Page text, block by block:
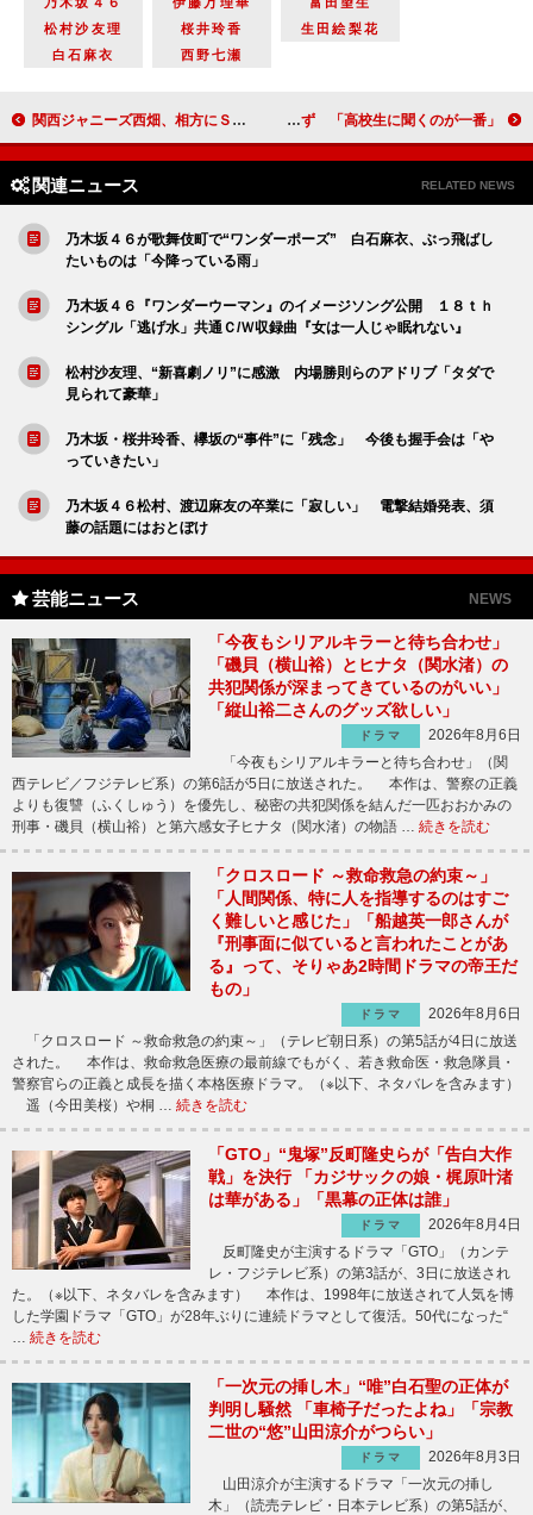
松村沙友理
桜井玲香
生田絵梨花
白石麻衣
西野七瀬
関西ジャニーズ西畑、相方にＳｅｘｙＺｏｎｅ佐藤を指名 嵐・二宮は「恐れ多過ぎて…」 藤田ニコル＆池田美優、意外にも流行知らず 「高校生に聞くのが一番」
関連ニュース RELATED NEWS
乃木坂４６が歌舞伎町で“ワンダーポーズ” 白石麻衣、ぶっ飛ばし
たいものは「今降っている雨」
乃木坂４６『ワンダーウーマン』のイメージソング公開 １８ｔｈ
シングル「逃げ水」共通Ｃ/Ｗ収録曲『女は一人じゃ眠れない』
松村沙友理、“新喜劇ノリ”に感激 内場勝則らのアドリブ「タダで
見られて豪華」
乃木坂・桜井玲香、欅坂の“事件”に「残念」 今後も握手会は「や
っていきたい」
乃木坂４６松村、渡辺麻友の卒業に「寂しい」 電撃結婚発表、須
藤の話題にはおとぼけ
芸能ニュース NEWS
「今夜もシリアルキラーと待ち合わせ」
「磯貝（横山裕）とヒナタ（関水渚）の
共犯関係が深まってきているのがいい」
「縦山裕二さんのグッズ欲しい」
ドラマ
2026年8月6日
「今夜もシリアルキラーと待ち合わせ」（関
西テレビ／フジテレビ系）の第6話が5日に放送された。 本作は、警察の正義
よりも復讐（ふくしゅう）を優先し、秘密の共犯関係を結んだ一匹おおかみの
刑事・磯貝（横山裕）と第六感女子ヒナタ（関水渚）の物語 … 続きを読む
「クロスロード ～救命救急の約束～」
「人間関係、特に人を指導するのはすご
く難しいと感じた」「船越英一郎さんが
『刑事面に似ていると言われたことがあ
る』って、そりゃあ2時間ドラマの帝王だ
もの」
ドラマ
2026年8月6日
「クロスロード ～救命救急の約束～」（テレビ朝日系）の第5話が4日に放送
された。 本作は、救命救急医療の最前線でもがく、若き救命医・救急隊員・
警察官らの正義と成長を描く本格医療ドラマ。（※以下、ネタバレを含みます）
遥（今田美桜）や桐 … 続きを読む
「GTO」“鬼塚”反町隆史らが「告白大作
戦」を決行 「カジサックの娘・梶原叶渚
は華がある」「黒幕の正体は誰」
ドラマ
2026年8月4日
反町隆史が主演するドラマ「GTO」（カンテ
レ・フジテレビ系）の第3話が、3日に放送され
た。（※以下、ネタバレを含みます） 本作は、1998年に放送されて人気を博
した学園ドラマ「GTO」が28年ぶりに連続ドラマとして復活。50代になった“
続きを読む
「一次元の挿し木」“唯”白石聖の正体が
判明し騒然 「車椅子だったよね」「宗教
二世の“悠”山田涼介がつらい」
ドラマ
2026年8月3日
山田涼介が主演するドラマ「一次元の挿し
木」（読売テレビ・日本テレビ系）の第5話が、